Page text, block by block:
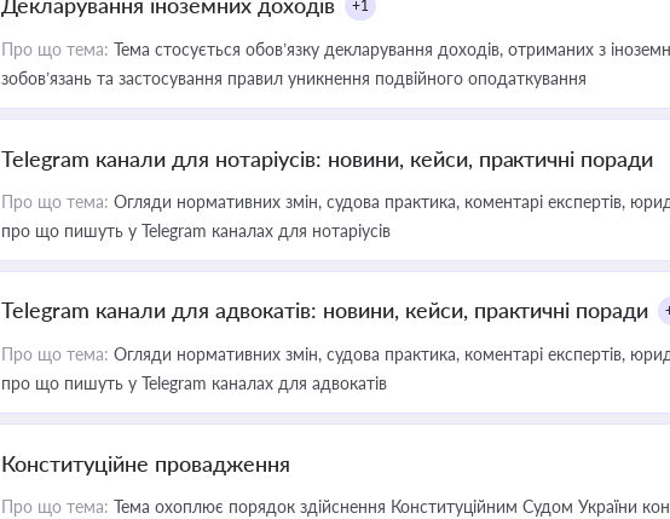
+1
Про що тема: Тема стосується обов’язку декларування доходів, отриманих з
зобов’язань та застосування правил уникнення подвійного оподаткування
Telegram канали для нотаріусів: новини, кейси, практичні поради
Про що тема: Огляди нормативних змін, судова практика, коментарі експертів,
про що пишуть у Telegram каналах для нотаріусів
Telegram канали для адвокатів: новини, кейси, практичні поради
Про що тема: Огляди нормативних змін, судова практика, коментарі експертів,
про що пишуть у Telegram каналах для адвокатів
Конституційне провадження
Про що тема: Тема охоплює порядок здійснення Конституційним Судом України